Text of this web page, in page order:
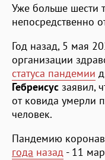
Уже больше шести
непосредственно
Год назад, 5 мая
организации
статуса пандемии
Гебреисус заявил,
от ковида умерли
человек.
Пандемию
года назад - 11